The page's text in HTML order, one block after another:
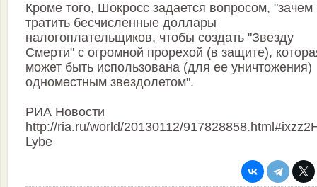
Кроме того, Шокросс задается вопросом, "зачем
тратить бесчисленные доллары
налогоплательщиков, чтобы создать "Звезду
Смерти" с огромной прорехой (в защите),
может быть использована (для ее уничтожения)
одноместным звездолетом".
РИА Новости
http://ria.ru/world/20130112/
Lybe